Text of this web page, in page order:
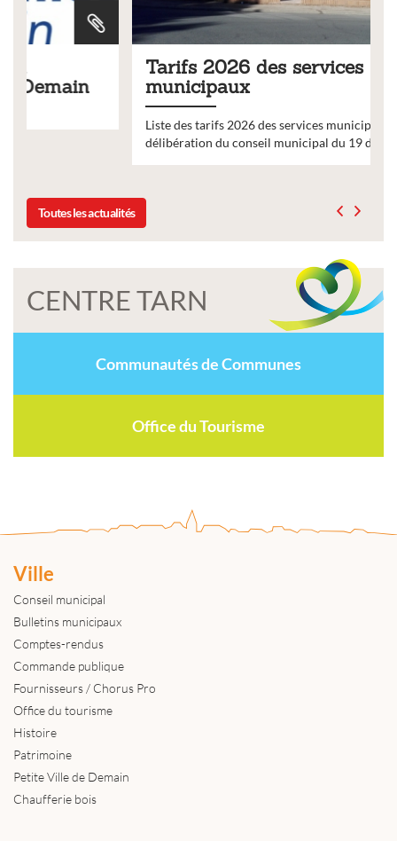
Tarifs 2026 des services
municipaux
Liste des tarifs 2026 des services municipaux,
délibération du conseil municipal du 19 décembre 2025
Toutes les actualités
CENTRE TARN
Communautés de Communes
Office du Tourisme
Ville
Conseil municipal
Bulletins municipaux
Comptes-rendus
Commande publique
Fournisseurs / Chorus Pro
Office du tourisme
Histoire
Patrimoine
Petite Ville de Demain
Chaufferie bois